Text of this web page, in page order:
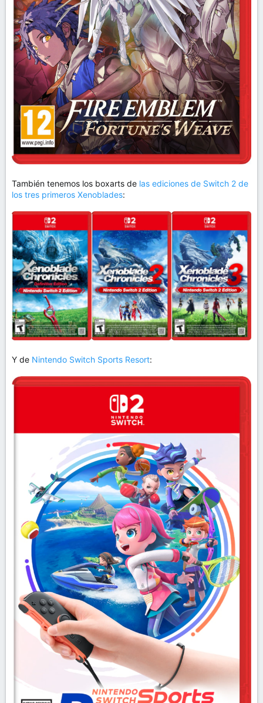
También tenemos los boxarts de las ediciones de Switch 2 de
los tres primeros Xenoblades:
Y de Nintendo Switch Sports Resort: